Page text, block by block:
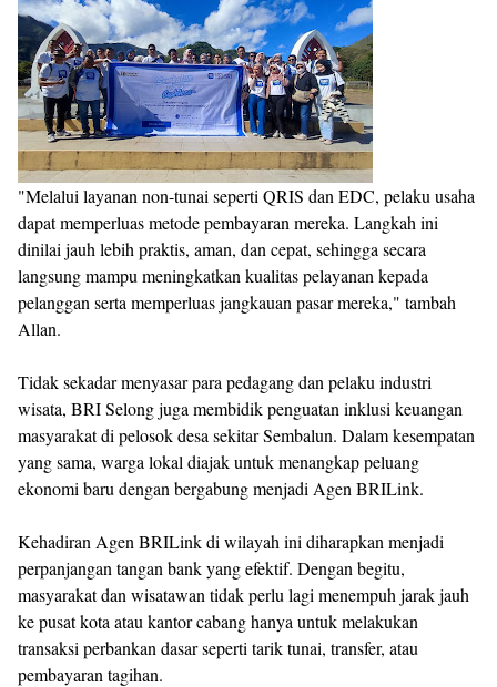
"Melalui layanan non-tunai seperti QRIS dan EDC, pelaku usaha
dapat memperluas metode pembayaran mereka. Langkah ini
dinilai jauh lebih praktis, aman, dan cepat, sehingga secara
langsung mampu meningkatkan kualitas pelayanan kepada
pelanggan serta memperluas jangkauan pasar mereka," tambah
Allan.
Tidak sekadar menyasar para pedagang dan pelaku industri
wisata, BRI Selong juga membidik penguatan inklusi keuangan
masyarakat di pelosok desa sekitar Sembalun. Dalam kesempatan
yang sama, warga lokal diajak untuk menangkap peluang
ekonomi baru dengan bergabung menjadi Agen BRILink.
Kehadiran Agen BRILink di wilayah ini diharapkan menjadi
perpanjangan tangan bank yang efektif. Dengan begitu,
masyarakat dan wisatawan tidak perlu lagi menempuh jarak jauh
ke pusat kota atau kantor cabang hanya untuk melakukan
transaksi perbankan dasar seperti tarik tunai, transfer, atau
pembayaran tagihan.